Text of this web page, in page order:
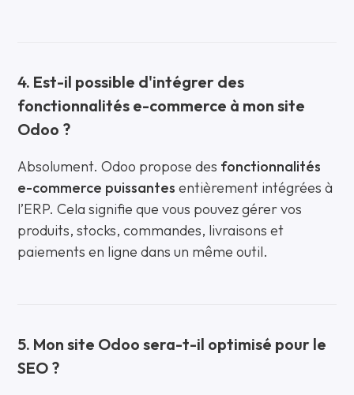
4. Est-il possible d'intégrer des
fonctionnalités e-commerce à mon site
Odoo ?
Absolument. Odoo propose des fonctionnalités
e-commerce puissantes entièrement intégrées à
l’ERP. Cela signifie que vous pouvez gérer vos
produits, stocks, commandes, livraisons et
paiements en ligne dans un même outil.
5. Mon site Odoo sera-t-il optimisé pour le
SEO ?